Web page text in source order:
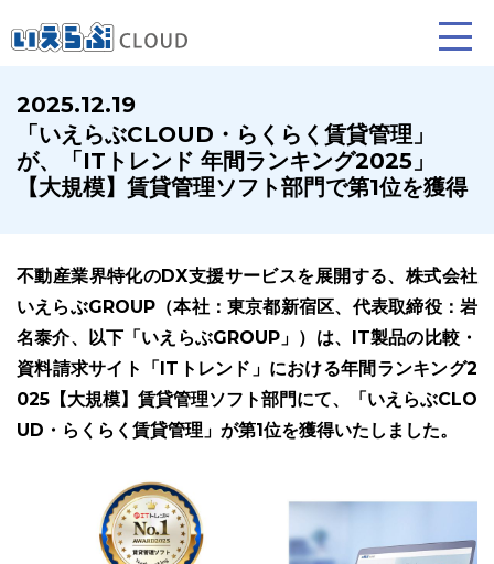
賃貸仲介
業務向け機能
売買仲介
業務向け機能
賃貸管理
業務向け機能
ホームページ制作について プラン紹介･制作の流れ
2025.12.19
「いえらぶCLOUD・らくらく賃貸管理」
が、「ITトレンド 年間ランキング2025」
【大規模】賃貸管理ソフト部門で第1位を獲得
不動産業界特化のDX支援サービスを展開する、株式会社
いえらぶGROUP（本社：東京都新宿区、代表取締役：岩
名泰介、以下「いえらぶGROUP」）は、IT製品の比較・
資料請求サイト「ITトレンド」における年間ランキング2
025【大規模】賃貸管理ソフト部門にて、「いえらぶCLO
UD・らくらく賃貸管理」が第1位を獲得いたしました。